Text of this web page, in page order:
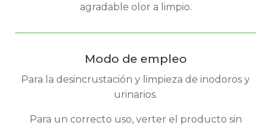
agradable olor a limpio.
Modo de empleo
Para la desincrustación y limpieza de inodoros y
urinarios.
Para un correcto uso, verter el producto sin